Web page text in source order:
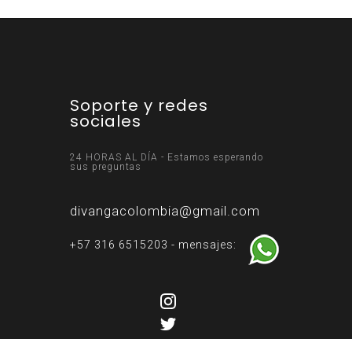
Soporte y redes
sociales
24 HORAS AL DÍA - Estamos esperando
sus preguntas
divangacolombia@gmail.com
+57 316 6515203 - mensajes: